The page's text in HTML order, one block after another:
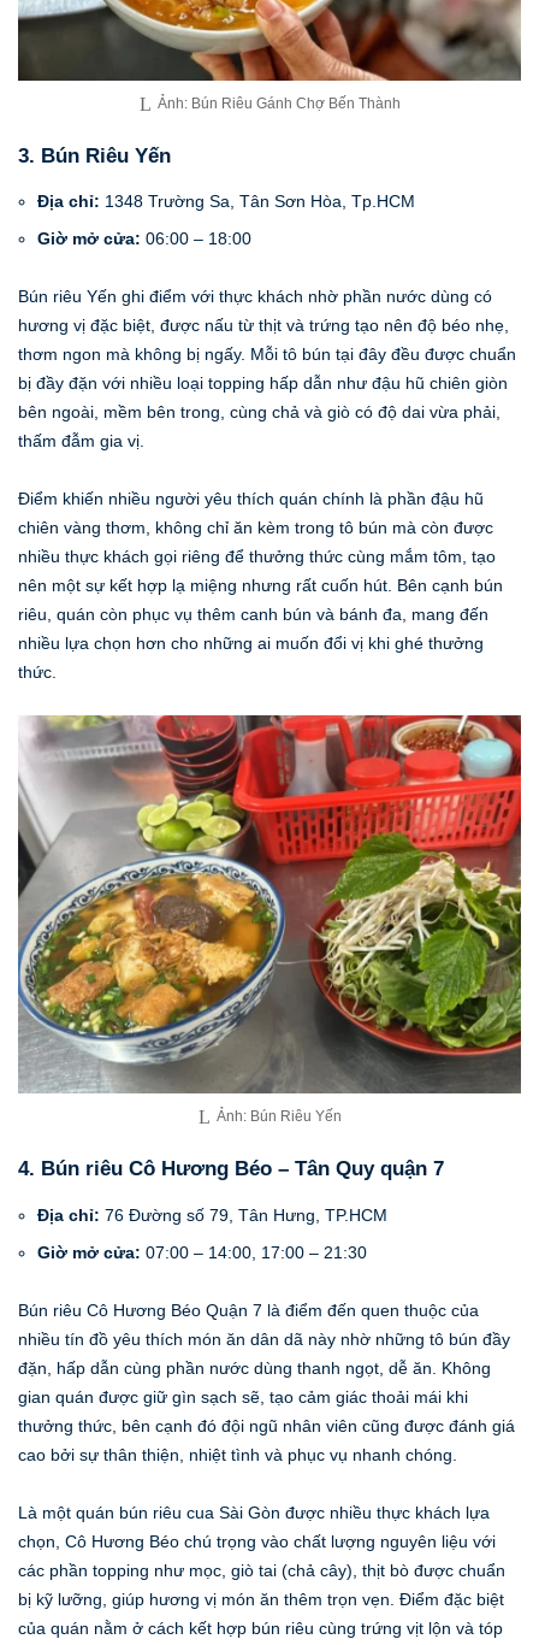
Ảnh: Bún Riêu Gánh Chợ Bến Thành
3. Bún Riêu Yến
Địa chỉ: 1348 Trường Sa, Tân Sơn Hòa, Tp.HCM
Giờ mở cửa: 06:00 – 18:00
Bún riêu Yến ghi điểm với thực khách nhờ phần nước dùng có
hương vị đặc biệt, được nấu từ thịt và trứng tạo nên độ béo nhẹ,
thơm ngon mà không bị ngấy. Mỗi tô bún tại đây đều được chuẩn
bị đầy đặn với nhiều loại topping hấp dẫn như đậu hũ chiên giòn
bên ngoài, mềm bên trong, cùng chả và giò có độ dai vừa phải,
thấm đẫm gia vị.
Điểm khiến nhiều người yêu thích quán chính là phần đậu hũ
chiên vàng thơm, không chỉ ăn kèm trong tô bún mà còn được
nhiều thực khách gọi riêng để thưởng thức cùng mắm tôm, tạo
nên một sự kết hợp lạ miệng nhưng rất cuốn hút. Bên cạnh bún
riêu, quán còn phục vụ thêm canh bún và bánh đa, mang đến
nhiều lựa chọn hơn cho những ai muốn đổi vị khi ghé thưởng
thức.
Ảnh: Bún Riêu Yến
4. Bún riêu Cô Hương Béo – Tân Quy quận 7
Địa chỉ: 76 Đường số 79, Tân Hưng, TP.HCM
Giờ mở cửa: 07:00 – 14:00, 17:00 – 21:30
Bún riêu Cô Hương Béo Quận 7 là điểm đến quen thuộc của
nhiều tín đồ yêu thích món ăn dân dã này nhờ những tô bún đầy
đặn, hấp dẫn cùng phần nước dùng thanh ngọt, dễ ăn. Không
gian quán được giữ gìn sạch sẽ, tạo cảm giác thoải mái khi
thưởng thức, bên cạnh đó đội ngũ nhân viên cũng được đánh giá
cao bởi sự thân thiện, nhiệt tình và phục vụ nhanh chóng.
Là một quán bún riêu cua Sài Gòn được nhiều thực khách lựa
chọn, Cô Hương Béo chú trọng vào chất lượng nguyên liệu với
các phần topping như mọc, giò tai (chả cây), thịt bò được chuẩn
bị kỹ lưỡng, giúp hương vị món ăn thêm trọn vẹn. Điểm đặc biệt
của quán nằm ở cách kết hợp bún riêu cùng trứng vịt lộn và tóp